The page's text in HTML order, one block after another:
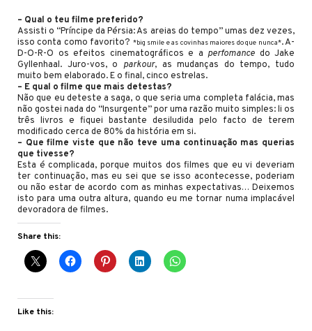
– Qual o teu filme preferido?
Assisti o “Príncipe da Pérsia: As areias do tempo” umas dez vezes,
isso conta como favorito? *big smile e as covinhas maiores do que nunca*. A-
D-O-R-O os efeitos cinematográficos e a perfomance do Jake
Gyllenhaal. Juro-vos, o parkour, as mudanças do tempo, tudo
muito bem elaborado. E o final, cinco estrelas.
– E qual o filme que mais detestas?
Não que eu deteste a saga, o que seria uma completa falácia, mas
não gostei nada do “Insurgente” por uma razão muito simples: li os
três livros e fiquei bastante desiludida pelo facto de terem
modificado cerca de 80% da história em si.
– Que filme viste que não teve uma continuação mas querias
que tivesse?
Esta é complicada, porque muitos dos filmes que eu vi deveriam
ter continuação, mas eu sei que se isso acontecesse, poderiam
ou não estar de acordo com as minhas expectativas… Deixemos
isto para uma outra altura, quando eu me tornar numa implacável
devoradora de filmes.
Share this:
Like this: